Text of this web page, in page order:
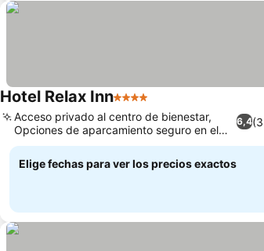
Hotel Relax Inn4 Estrellas
6,4
Acceso privado al centro de bienestar,
Opciones de aparcamiento seguro en el
hotel
Elige fechas para ver los precios exactos